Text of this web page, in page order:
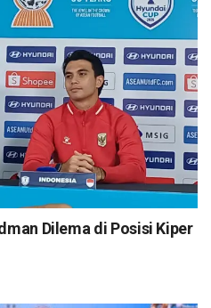
Dilema di Posisi Kiper